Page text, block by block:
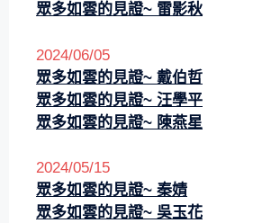
眾多如雲的見證~ 雷影秋
2024/06/05
眾多如雲的見證~ 戴伯哲
眾多如雲的見證~ 汪學平
眾多如雲的見證~ 陳燕星
2024/05/15
眾多如雲的見證~ 秦婧
眾多如雲的見證~ 吳玉花